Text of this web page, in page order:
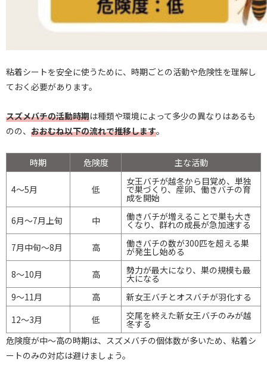
粘着シートを安全に使うために、時期ごとの活動や危険性を理解し
ておく必要があります。
スズメバチの活動時期は種類や環境によって多少の異なりはあるも
のの、 おおむね以下の流れで推移します。
時期 危険度 主な活動
4～5月 低
女王バチが越冬から目覚め、単独
で巣づくり、産卵、働きバチの育
成を開始
6月～7月上旬
中 働きバチが増えることで巣も大き
くなり、群れの成長が急加速する
7月中旬～8月
高 働きバチの数が300匹を超える巣
が発生し始める
8～10月
高 勢力が最大になり、巣の規模も最
大になる
9～11月
高
新女王バチとオスバチが羽化する
12～3月
低 交尾を終えた新女王バチのみが越
冬する
危険度が中～高の時期は、スズメバチの個体数が多いため、粘着シ
ートのみの対応は避けましょう。